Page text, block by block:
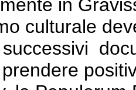
in
culturale